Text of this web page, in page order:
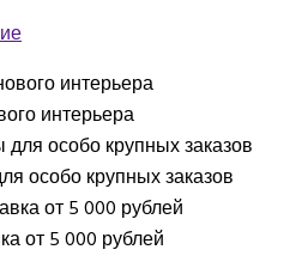
интерьера
особо крупных заказов
от 5 000 рублей